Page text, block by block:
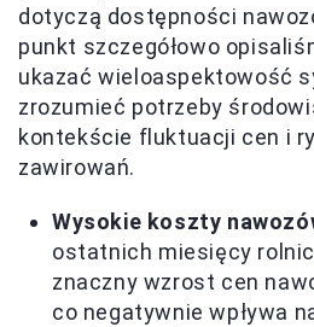
dotyczą dostępności
punkt szczegółowo
ukazać wieloaspektowość
zrozumieć potrzeby
kontekście fluktuacji cen i
zawirowań.
Wysokie koszty
ostatnich miesięcy
znaczny wzrost cen
co negatywnie wpływa